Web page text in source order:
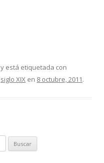
y está etiquetada con
siglo XIX en 8 octubre, 2011.